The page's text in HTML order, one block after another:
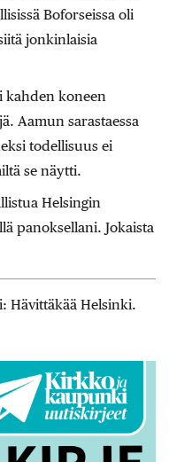
Boforseissa oli
jonkinlaisia
kahden koneen
Aamun sarastaessa
todellisuus ei
se näytti.
Helsingin
panoksellani. Jokaista
Hävittäkää Helsinki.